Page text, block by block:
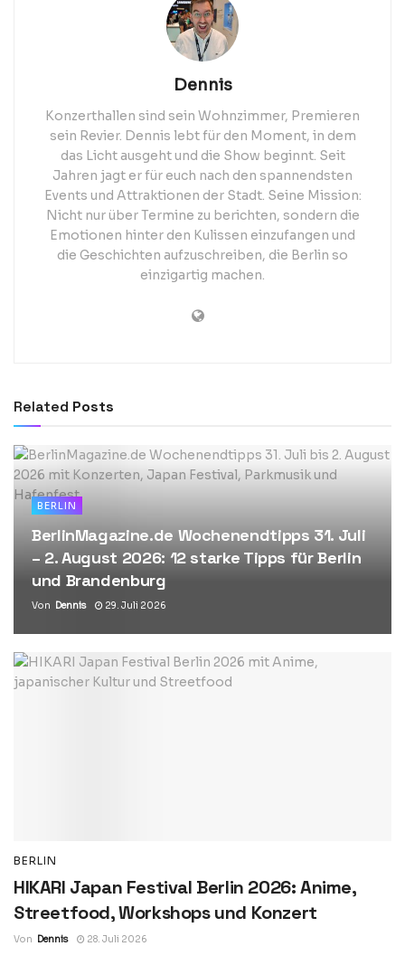
Dennis
Konzerthallen sind sein Wohnzimmer, Premieren
sein Revier. Dennis lebt für den Moment, in dem
das Licht ausgeht und die Show beginnt. Seit
Jahren jagt er für euch nach den spannendsten
Events und Attraktionen der Stadt. Seine Mission:
Nicht nur über Termine zu berichten, sondern die
Emotionen hinter den Kulissen einzufangen und
die Geschichten aufzuschreiben, die Berlin so
einzigartig machen.
Related Posts
BERLIN
BerlinMagazine.de Wochenendtipps 31. Juli
– 2. August 2026: 12 starke Tipps für Berlin
und Brandenburg
Von Dennis 29. Juli 2026
BERLIN
HIKARI Japan Festival Berlin 2026: Anime,
Streetfood, Workshops und Konzert
Von Dennis 28. Juli 2026